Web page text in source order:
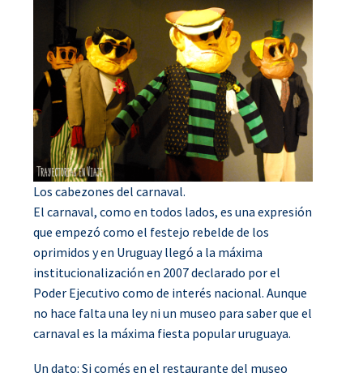
Los cabezones del carnaval.
El carnaval, como en todos lados, es una expresión
que empezó como el festejo rebelde de los
oprimidos y en Uruguay llegó a la máxima
institucionalización en 2007 declarado por el
Poder Ejecutivo como de interés nacional. Aunque
no hace falta una ley ni un museo para saber que el
carnaval es la máxima fiesta popular uruguaya.
Un dato: Si comés en el restaurante del museo